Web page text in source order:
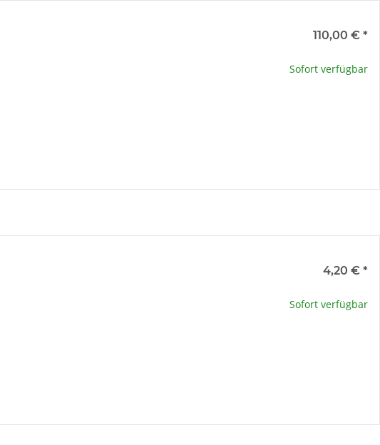
110,00 € *
Sofort verfügbar
4,20 € *
Sofort verfügbar